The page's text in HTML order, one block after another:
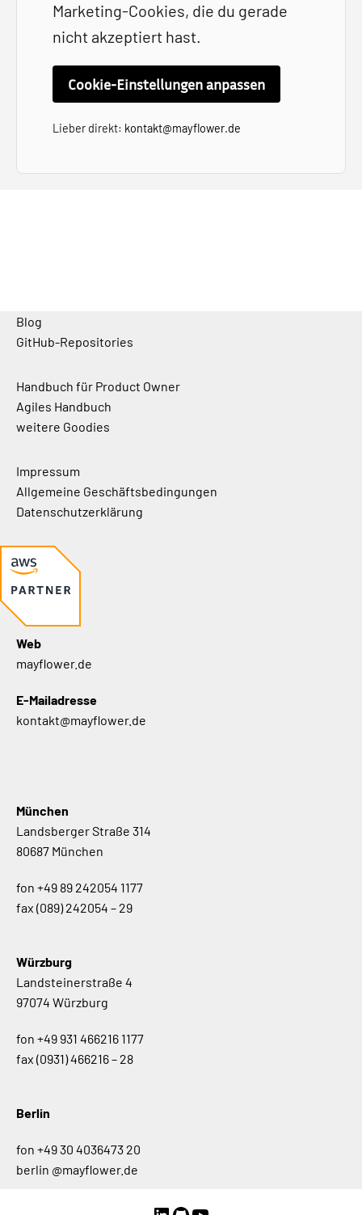
Marketing-Cookies, die du gerade
nicht akzeptiert hast.
Cookie-Einstellungen anpassen
Lieber direkt: kontakt@mayflower.de
Blog
GitHub-Repositories
Handbuch für Product Owner
Agiles Handbuch
weitere Goodies
Impressum
Allgemeine Geschäftsbedingungen
Datenschutzerklärung
Web
mayflower.de
E-Mailadresse
kontakt@mayflower.de
München
Landsberger Straße 314
80687 München
fon +49 89 242054 1177
fax (089) 242054 – 29
Würzburg
Landsteinerstraße 4
97074 Würzburg
fon +49 931 466216 1177
fax (0931) 466216 – 28
Berlin
fon +49 30 4036473 20
berlin @mayflower.de